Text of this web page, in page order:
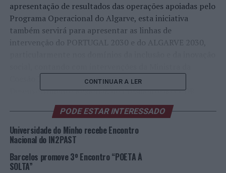
apresentação de resultados das operações apoiadas pelo
Programa Operacional do Algarve, esta iniciativa
também servirá para apresentar as linhas de
intervenção do PORTUGAL 2030 e do ALGARVE 2030,
Coesão Territorial, da Secretária de Estado do
Desenvolvimento Regional, do Presidente da CCDR
Algarve e da Comissão Diretiva do ALGARVE 2020 e da
Presidente da Câmara Municipal de Portimão, nos
termos do programa anexo.
Programa
CONTINUAR A LER
PODE ESTAR INTERESSADO
Universidade do Minho recebe Encontro
Nacional do IN2PAST
Barcelos promove 3º Encontro “POETA À
SOLTA”